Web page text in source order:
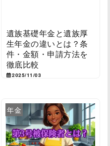
遺族基礎年金と遺族厚
生年金の違いとは？条
件・金額・申請方法を
徹底比較
2025/11/03
年金